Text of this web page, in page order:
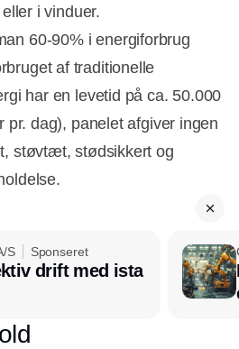
i vinduer.
60-90% i energiforbrug
af traditionelle
har en levetid på ca. 50.000
pr. dag), panelet afgiver ingen
støvtæt, stødsikkert og
S Sponseret
drift med ista
Annonce